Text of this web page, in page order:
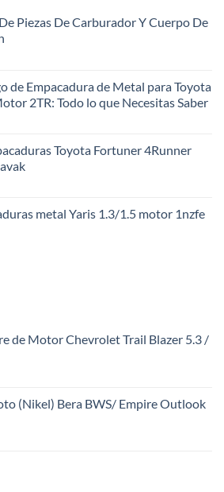
Piezas De Carburador Y Cuerpo De
de Empacadura de Metal para Toyota
2TR: Todo lo que Necesitas Saber
Toyota Fortuner 4Runner
metal Yaris 1.3/1.5 motor 1nzfe
de Motor Chevrolet Trail Blazer 5.3 /
(Nikel) Bera BWS/ Empire Outlook